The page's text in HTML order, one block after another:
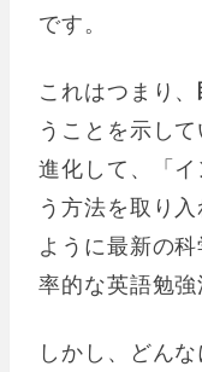
です。
これはつまり、
うことを示し
進化して、「
う方法を取り入
ように最新の
率的な英語勉強
しかし、どん